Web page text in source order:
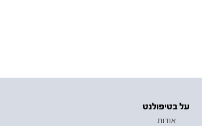
על בטיפולנט
אודות